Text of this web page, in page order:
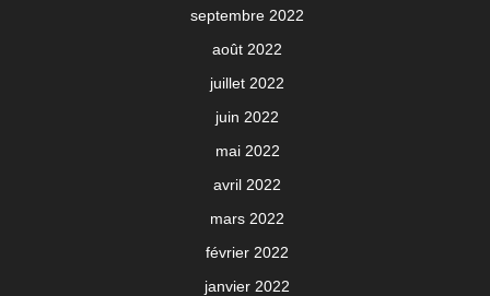
septembre 2022
août 2022
juillet 2022
juin 2022
mai 2022
avril 2022
mars 2022
février 2022
janvier 2022